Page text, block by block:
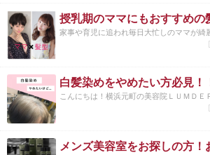
家事や育児に追われ毎日大忙しのママが綺
白髪染めをやめたい方必見！
こんにちは！横浜元町の美容院ＬＵＭＤＥ